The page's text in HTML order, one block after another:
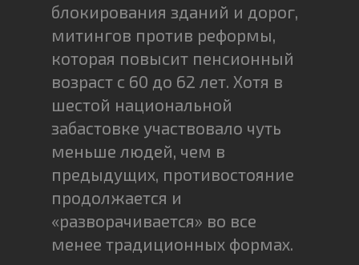
блокирования зданий и дорог,
митингов против реформы,
которая повысит пенсионный
возраст с 60 до 62 лет. Хотя в
шестой национальной
забастовке участвовало чуть
меньше людей, чем в
предыдущих, противостояние
продолжается и
«разворачивается» во все
менее традиционных формах.